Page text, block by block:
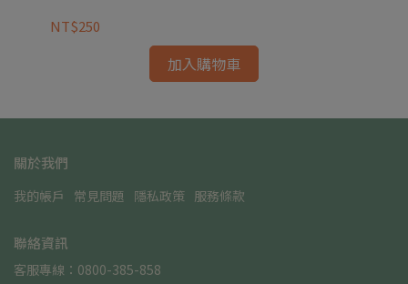
NT$250
加入購物車
關於我們
我的帳戶 常見問題 隱私政策 服務條款
聯絡資訊
客服專線：0800-385-858